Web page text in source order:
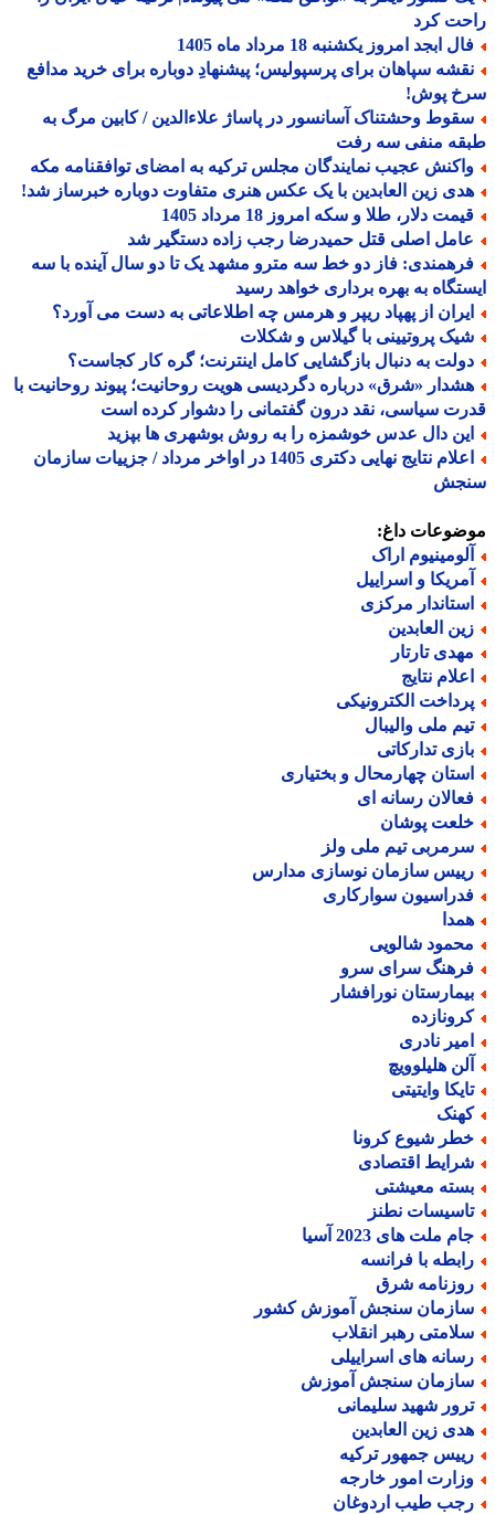
کرد
ابجد امروز یکشنبه 18 مرداد ماه 1405
سپاهان برای پرسپولیس؛ پیشنهادِ دوباره برای خرید مدافع
پوش!
وحشتناک آسانسور در پاساژ علاءالدین / کابین مرگ به
منفی سه رفت
عجیب نمایندگان مجلس ترکیه به امضای توافقنامه مکه
زین العابدین با یک عکس هنری متفاوت دوباره خبرساز شد!
دلار، طلا و سکه امروز 18 مرداد 1405
اصلی قتل حمیدرضا رجب زاده دستگیر شد
فاز دو خط سه مترو مشهد یک تا دو سال آینده با سه
به بهره برداری خواهد رسید
از پهپاد ریپر و هرمس چه اطلاعاتی به دست می آورد؟
پروتیینی با گیلاس و شکلات
به دنبال بازگشایی کامل اینترنت؛ گره کار کجاست؟
«شرق» درباره دگردیسی هویت روحانیت؛ پیوند روحانیت با
سیاسی، نقد درون گفتمانی را دشوار کرده است
دال عدس خوشمزه را به روش بوشهری ها بپزید
اعلام نتایج نهایی دکتری 1405 در اواخر مرداد / جزییات سازمان
داغ:
اراک
و اسراییل
مرکزی
العابدین
تارتار
نتایج
الکترونیکی
ملی والیبال
تدارکاتی
چهارمحال و بختیاری
رسانه ای
پوشان
تیم ملی ولز
سازمان نوسازی مدارس
سوارکاری
شالویی
سرای سرو
نورافشار
نادری
هلیلوویچ
وایتیتی
شیوع کرونا
اقتصادی
معیشتی
نطنز
ملت های 2023 آسیا
با فرانسه
شرق
سنجش آموزش کشور
رهبر انقلاب
های اسراییلی
سنجش آموزش
شهید سلیمانی
زین العابدین
جمهور ترکیه
امور خارجه
طیب اردوغان